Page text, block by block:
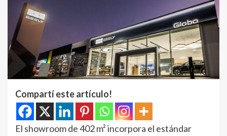
Compartí este artículo!
El showroom de 402 m² incorpora el estándar